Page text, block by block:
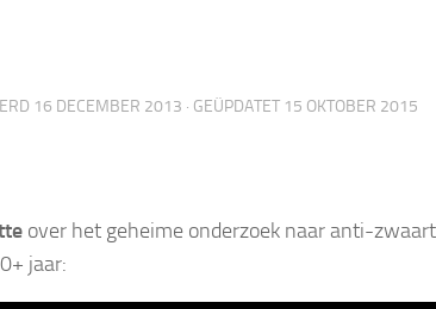
16 DECEMBER 2013 · GEÜPDATET 15 OKTOBER 2015
over het geheime onderzoek naar anti-
jaar: